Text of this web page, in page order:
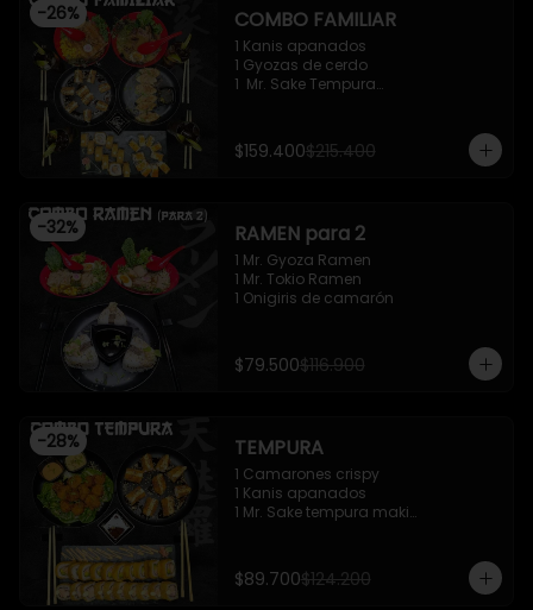
-26% COMBO FAMILIAR
1 Kanis apanados
1 Gyozas de cerdo
1  Mr. Sake Tempura
1 Mr. Beef Ramen
$159.400$215.400
-32% RAMEN para 2
1 Mr. Gyoza Ramen
1 Mr. Tokio Ramen
1 Onigiris de camarón
$79.500$116.900
-28% TEMPURA
1 Camarones crispy
1 Kanis apanados
1 Mr. Sake tempura maki
$89.700$124.200